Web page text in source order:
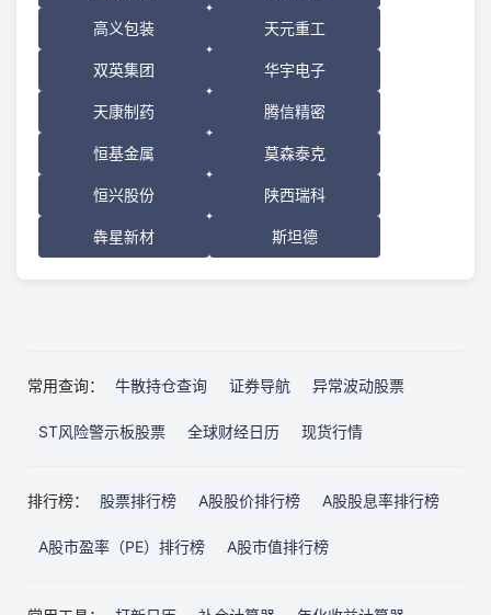
高义包装 天元重工
双英集团 华宇电子
天康制药 腾信精密
恒基金属 莫森泰克
恒兴股份 陕西瑞科
犇星新材 斯坦德
常用查询： 牛散持仓查询 证券导航 异常波动股票
ST风险警示板股票 全球财经日历 现货行情
排行榜： 股票排行榜 A股股价排行榜 A股股息率排行榜
A股市盈率（PE）排行榜 A股市值排行榜